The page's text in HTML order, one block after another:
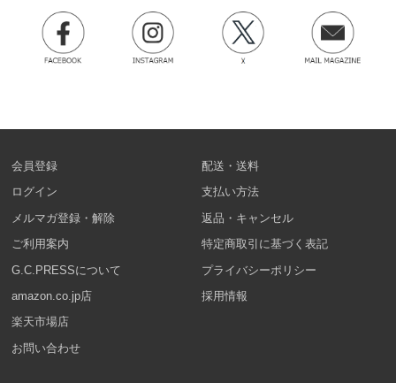
会員登録
ログイン
メルマガ登録・解除
ご利用案内
G.C.PRESSについて
amazon.co.jp店
楽天市場店
お問い合わせ
配送・送料
支払い方法
返品・キャンセル
特定商取引に基づく表記
プライバシーポリシー
採用情報